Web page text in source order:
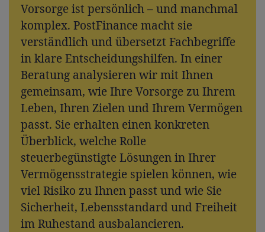
Vorsorge ist persönlich – und manchmal
komplex. PostFinance macht sie
verständlich und übersetzt Fachbegriffe
in klare Entscheidungshilfen. In einer
Beratung analysieren wir mit Ihnen
gemeinsam, wie Ihre Vorsorge zu Ihrem
Leben, Ihren Zielen und Ihrem Vermögen
passt. Sie erhalten einen konkreten
Überblick, welche Rolle
steuerbegünstigte Lösungen in Ihrer
Vermögensstrategie spielen können, wie
viel Risiko zu Ihnen passt und wie Sie
Sicherheit, Lebensstandard und Freiheit
im Ruhestand ausbalancieren.